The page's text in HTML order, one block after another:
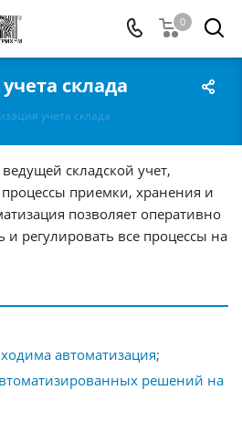
0
склада
учета склада
складской учет,
приемки, хранения и
позволяет оперативно
регулировать все процессы на
автоматизация;
решений на